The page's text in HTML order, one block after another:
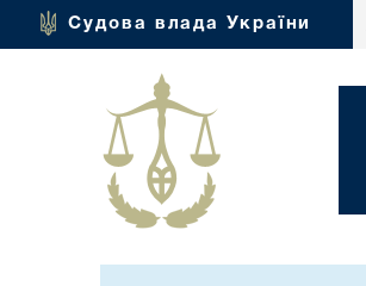
Судова влада України